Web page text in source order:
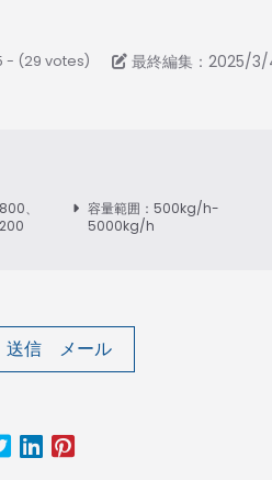
- (29 votes) 最終編集：2025/
、
容量範囲：500kg/h-
5000kg/h
送信 メール